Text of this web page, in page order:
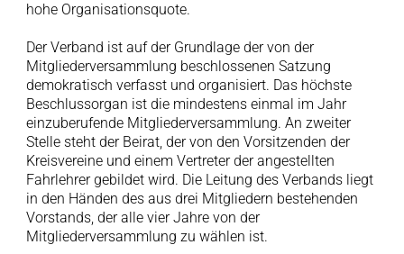
hohe Organisationsquote.
Der Verband ist auf der Grundlage der von der
Mitgliederversammlung beschlossenen Satzung
demokratisch verfasst und organisiert. Das höchste
Beschlussorgan ist die mindestens einmal im Jahr
einzuberufende Mitgliederversammlung. An zweiter
Stelle steht der Beirat, der von den Vorsitzenden der
Kreisvereine und einem Vertreter der angestellten
Fahrlehrer gebildet wird. Die Leitung des Verbands liegt
in den Händen des aus drei Mitgliedern bestehenden
Vorstands, der alle vier Jahre von der
Mitgliederversammlung zu wählen ist.